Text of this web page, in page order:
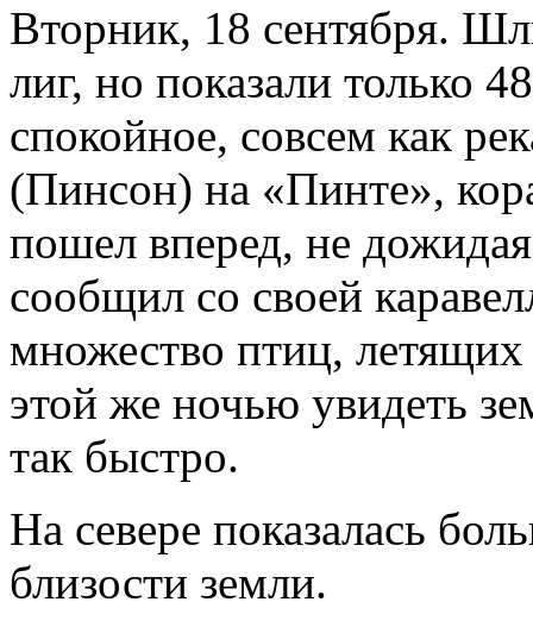
Вторник, 18 сентября.
лиг, но показали только
спокойное, совсем как
(Пинсон) на «Пинте»,
пошел вперед, не
сообщил со своей
множество птиц, летящих
этой же ночью увидеть
так быстро.
На севере показалась
близости земли.